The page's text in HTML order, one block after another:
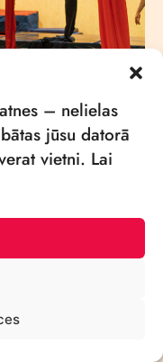
– nelielas
jūsu datorā
vietni. Lai